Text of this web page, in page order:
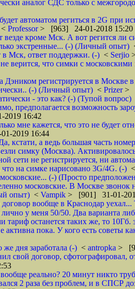
аналог СДС только с
автоматом региться в 2G при
< Professor> [963] 24-01-2018 15:20
везде кроме Мск. А вот регится
экстренные... (-) (Личный опыт)
в Мск, ответ поддержки. (-) < Serjio
верится, что симки с
Дэником регистрируется в Москве
(-) (Личный опыт) < Prizer>
- это как? (-) (Тупой вопрос)
предполагается возможность
2019 16:42
мне кажется, что это не будет
2019 16:44
кстати, а ведь большая часть
симку (Москва).
сети не регистрируется, ни
на симке нарисовано 3G/4G. (-)
(-) (Просто
московские. В Москве звонок
опыт) < Vampik > [901] 31-01-
вообще в Краснодар
лично у меня 50/50. Два варианта
тариф останется таких же, то
активна пока. У кого есть советы
дня заработала (-) < antropka >
свой договор,
реально? 20 минут никто
2 раза без проблем, и в СПСР